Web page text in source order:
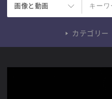
画像と動画
カテゴリー